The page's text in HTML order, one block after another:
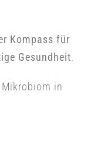
Kompass für
Gesundheit.
in